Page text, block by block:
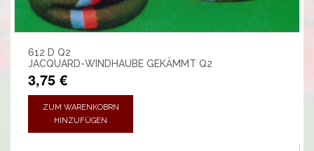
612 D Q2
JACQUARD-WINDHAUBE GEKÄMMT Q2
3,75 €
ZUM WARENKOBRN
HINZUFÜGEN